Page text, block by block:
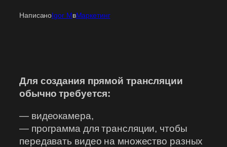
НаписаноIgor MвМаркетинг
Для создания прямой трансляции
обычно требуется:
— видеокамера,
— программа для трансляции, чтобы
передавать видео на множество разных